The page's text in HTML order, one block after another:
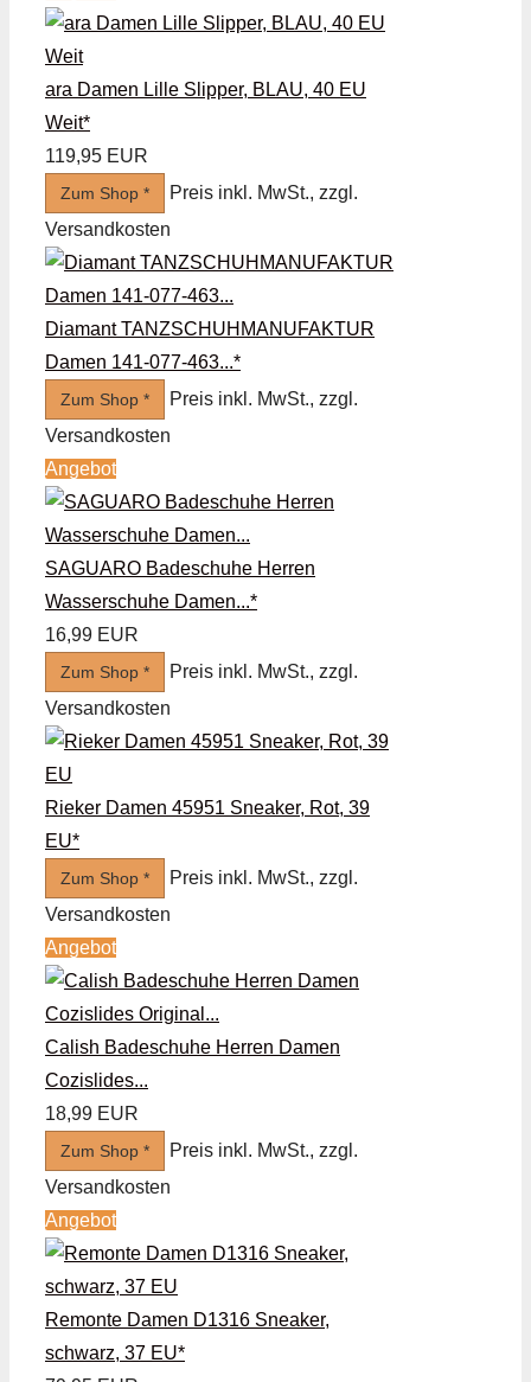
ara Damen Lille Slipper, BLAU, 40 EU
Weit*
119,95 EUR
Zum Shop *
Preis inkl. MwSt., zzgl.
Versandkosten
Diamant TANZSCHUHMANUFAKTUR
Damen 141-077-463...*
Zum Shop *
Preis inkl. MwSt., zzgl.
Versandkosten
Angebot
SAGUARO Badeschuhe Herren
Wasserschuhe Damen...*
16,99 EUR
Zum Shop *
Preis inkl. MwSt., zzgl.
Versandkosten
Rieker Damen 45951 Sneaker, Rot, 39
EU*
Zum Shop *
Preis inkl. MwSt., zzgl.
Versandkosten
Angebot
Calish Badeschuhe Herren Damen
Cozislides...
18,99 EUR
Zum Shop *
Preis inkl. MwSt., zzgl.
Versandkosten
Angebot
Remonte Damen D1316 Sneaker,
schwarz, 37 EU*